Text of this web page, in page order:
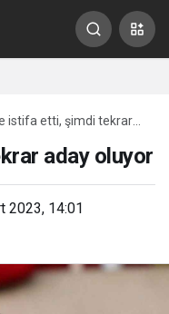
istifa etti, şimdi tekrar
aday oluyor
2023, 14:01
0 Paylaş